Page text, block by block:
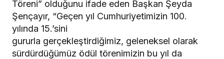
Töreni” olduğunu ifade eden Başkan Şeyda
Şençayır, “Geçen yıl Cumhuriyetimizin 100.
yılında 15.’sini
gururla gerçekleştirdiğimiz, geleneksel olarak
sürdürdüğümüz ödül törenimizin bu yıl da